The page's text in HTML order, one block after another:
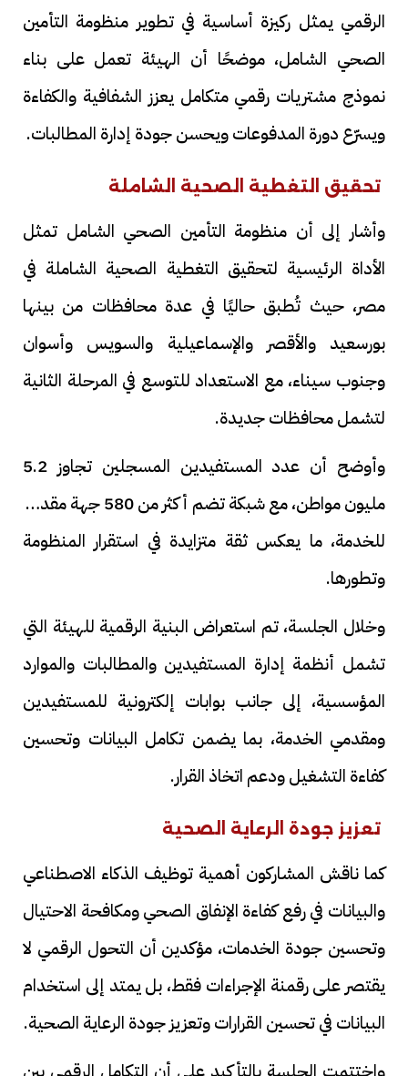
الرقمي يمثل ركيزة أساسية في تطوير منظومة التأمين
الصحي الشامل، موضحًا أن الهيئة تعمل على بناء
نموذج مشتريات رقمي متكامل يعزز الشفافية والكفاءة
ويسرّع دورة المدفوعات ويحسن جودة إدارة المطالبات.
تحقيق التغطية الصحية الشاملة
وأشار إلى أن منظومة التأمين الصحي الشامل تمثل
الأداة الرئيسية لتحقيق التغطية الصحية الشاملة في
مصر، حيث تُطبق حاليًا في عدة محافظات من بينها
بورسعيد والأقصر والإسماعيلية والسويس وأسوان
وجنوب سيناء، مع الاستعداد للتوسع في المرحلة الثانية
لتشمل محافظات جديدة.
وأوضح أن عدد المستفيدين المسجلين تجاوز 5.2
مليون مواطن، مع شبكة تضم أكثر من 580 جهة مقدمة
للخدمة، ما يعكس ثقة متزايدة في استقرار المنظومة
وتطورها.
وخلال الجلسة، تم استعراض البنية الرقمية للهيئة التي
تشمل أنظمة إدارة المستفيدين والمطالبات والموارد
المؤسسية، إلى جانب بوابات إلكترونية للمستفيدين
ومقدمي الخدمة، بما يضمن تكامل البيانات وتحسين
كفاءة التشغيل ودعم اتخاذ القرار.
تعزيز جودة الرعاية الصحية
كما ناقش المشاركون أهمية توظيف الذكاء الاصطناعي
والبيانات في رفع كفاءة الإنفاق الصحي ومكافحة الاحتيال
وتحسين جودة الخدمات، مؤكدين أن التحول الرقمي لا
يقتصر على رقمنة الإجراءات فقط، بل يمتد إلى استخدام
البيانات في تحسين القرارات وتعزيز جودة الرعاية الصحية.